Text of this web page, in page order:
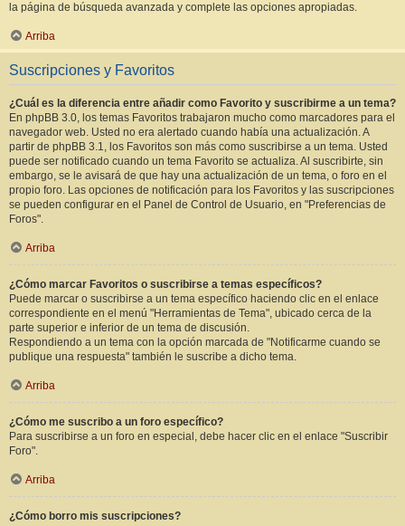
la página de búsqueda avanzada y complete las opciones apropiadas.
Arriba
Suscripciones y Favoritos
¿Cuál es la diferencia entre añadir como Favorito y suscribirme a un tema?
En phpBB 3.0, los temas Favoritos trabajaron mucho como marcadores para el
navegador web. Usted no era alertado cuando había una actualización. A
partir de phpBB 3.1, los Favoritos son más como suscribirse a un tema. Usted
puede ser notificado cuando un tema Favorito se actualiza. Al suscribirte, sin
embargo, se le avisará de que hay una actualización de un tema, o foro en el
propio foro. Las opciones de notificación para los Favoritos y las suscripciones
se pueden configurar en el Panel de Control de Usuario, en "Preferencias de
Foros".
Arriba
¿Cómo marcar Favoritos o suscribirse a temas específicos?
Puede marcar o suscribirse a un tema específico haciendo clic en el enlace
correspondiente en el menú "Herramientas de Tema", ubicado cerca de la
parte superior e inferior de un tema de discusión.
Respondiendo a un tema con la opción marcada de "Notificarme cuando se
publique una respuesta" también le suscribe a dicho tema.
Arriba
¿Cómo me suscribo a un foro específico?
Para suscribirse a un foro en especial, debe hacer clic en el enlace "Suscribir
Foro".
Arriba
¿Cómo borro mis suscripciones?